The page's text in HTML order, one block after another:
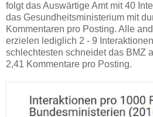
folgt das Auswärtige Amt mit 40
das Gesundheitsministerium mit
Kommentaren pro Posting. Alle
erzielen lediglich 2 - 9
schlechtesten schneidet das BMZ
2,41 Kommentare pro Posting.